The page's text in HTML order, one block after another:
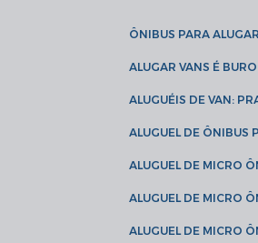
ÔNIBUS PARA
ALUGAR VANS É
ALUGUÉIS DE VAN:
ALUGUEL DE
ALUGUEL DE MICRO
ALUGUEL DE MICRO
ALUGUEL DE MICRO